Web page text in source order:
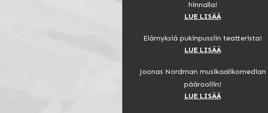
hinnalla!
LUE LISÄÄ
Elämyksiä pukinpussiin teatterista!
LUE LISÄÄ
Joonas Nordman musikaalikomedian
päärooliin!
LUE LISÄÄ